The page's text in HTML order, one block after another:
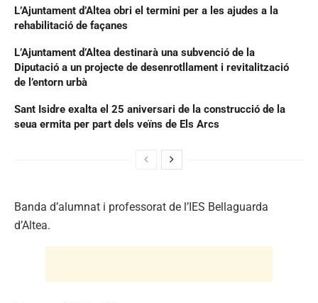
L’Ajuntament d’Altea obri el termini per a les ajudes a la
rehabilitació de façanes
L’Ajuntament d’Altea destinarà una subvenció de la
Diputació a un projecte de desenrotllament i revitalització
de l’entorn urbà
Sant Isidre exalta el 25 aniversari de la construcció de la
seua ermita per part dels veïns de Els Arcs
Banda d’alumnat i professorat de l’IES Bellaguarda
d’Altea.